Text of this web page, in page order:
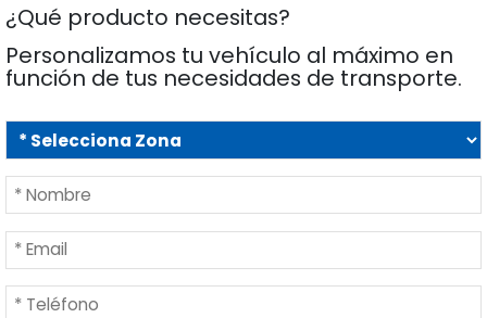
¿Qué producto necesitas?
Personalizamos tu vehículo al máximo en
función de tus necesidades de transporte.